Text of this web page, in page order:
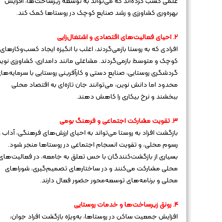
بهره‌وری کشاورزی و رشد صنایع کوچک در روستاها کمک کند.
۲. احیای فعالیت‌های اقتصادی و اشتغال‌زایی
افرادی که به روستا بازمی‌گردند، اغلب با انگیزه ایجاد کسب‌وکارهای
کوچک و متوسط بازمی‌گردند. مشاغلی مانند دامداری، کشاورزی
گردشگری روستایی، صنایع دستی و کارآفرینی روستایی با
محدود اما دانش نوین، می‌توانند جان تازه‌ای به اقتصاد محلی
ببخشند و نرخ بیکاری را کاهش دهند.
۳. تقویت مشارکت اجتماعی و فرهنگ بومی
بازگشت افراد به روستا می‌تواند به احیای ارزش‌های فرهنگی، آداب
رسوم محلی، و تقویت انسجام اجتماعی در روستاها منجر شود.
بسیاری از بازگشت‌کنندگان با حس تعلق به جامعه، در
محلی مشارکت می‌کنند و در ساختارهای تصمیم‌گیری، شوراهای
محلی و برنامه‌های توسعه‌محور حضور فعال دارند.
۴. رونق زیرساخت‌ها و خدمات روستایی
افزایش جمعیت ساکن در روستاها، به‌ویژه بازگشت افراد جوان،